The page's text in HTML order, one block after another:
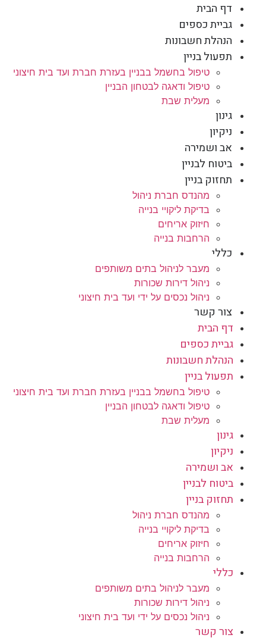
דף הבית
גביית כספים
הנהלת חשבונות
תפעול בניין
טיפול בחשמל בבניין בעזרת חברת ועד בית חיצוני
טיפול ודאגה לבטחון הבניין
מעלית שבת
גינון
ניקיון
אב ושמירה
ביטוח לבניין
תחזוק בניין
מהנדס חברת ניהול
בדיקת ליקויי בנייה
חיזוק אריחים
הרחבות בנייה
כללי
מעבר לניהול בתים משותפים
ניהול דירות שכורות
ניהול נכסים על ידי ועד בית חיצוני
צור קשר
דף הבית
גביית כספים
הנהלת חשבונות
תפעול בניין
טיפול בחשמל בבניין בעזרת חברת ועד בית חיצוני
טיפול ודאגה לבטחון הבניין
מעלית שבת
גינון
ניקיון
אב ושמירה
ביטוח לבניין
תחזוק בניין
מהנדס חברת ניהול
בדיקת ליקויי בנייה
חיזוק אריחים
הרחבות בנייה
כללי
מעבר לניהול בתים משותפים
ניהול דירות שכורות
ניהול נכסים על ידי ועד בית חיצוני
צור קשר